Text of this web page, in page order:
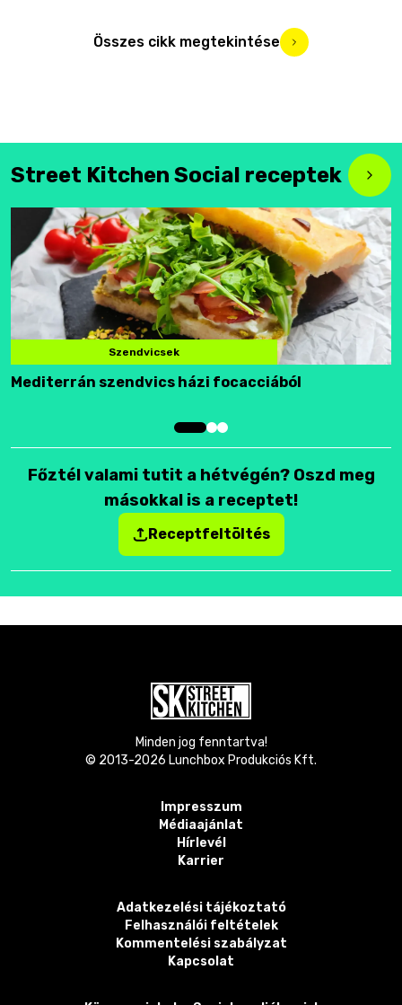
Összes cikk megtekintése
Street Kitchen Social receptek
Szendvicsek
Mediterrán szendvics házi focacciából
Főztél valami tutit a hétvégén? Oszd meg
másokkal is a receptet!
Receptfeltöltés
Minden jog fenntartva!
© 2013-2026 Lunchbox Produkciós Kft.
Impresszum
Médiaajánlat
Hírlevél
Karrier
Adatkezelési tájékoztató
Felhasználói feltételek
Kommentelési szabályzat
Kapcsolat